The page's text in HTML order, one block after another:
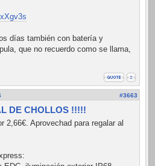
días también con batería y
que no recuerdo como se llama,
#3663
DE CHOLLOS !!!!!
2,66€. Aprovechad para regalar al